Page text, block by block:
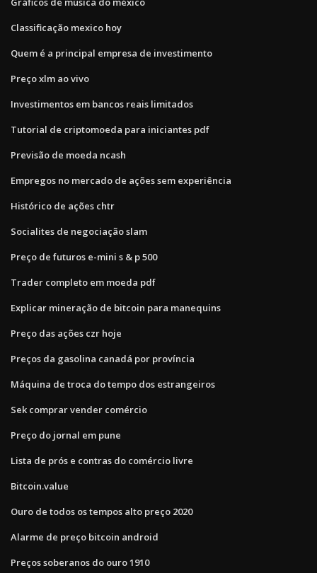
Classificação mexico hoy
Quem é a principal empresa de investimento
Preço xlm ao vivo
Investimentos em bancos reais limitados
Tutorial de criptomoeda para iniciantes pdf
Previsão de moeda ncash
Empregos no mercado de ações sem experiência
Histórico de ações chtr
Socialites de negociação slam
Preço de futuros e-mini s & p 500
Trader completo em moeda pdf
Explicar mineração de bitcoin para manequins
Preço das ações czr hoje
Preços da gasolina canadá por província
Máquina de troca do tempo dos estrangeiros
Sek comprar vender comércio
Preço do jornal em pune
Lista de prós e contras do comércio livre
Bitcoin.value
Ouro de todos os tempos alto preço 2020
Alarme de preço bitcoin android
Preços soberanos do ouro 1910